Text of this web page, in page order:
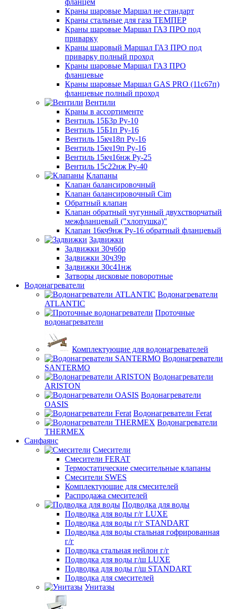
Краны шаровые Маршал не стандарт
Краны стальные для газа ТЕМПЕР
Краны шаровые Маршал ГАЗ ПРО под
приварку
Краны шаровый Маршал ГАЗ ПРО под
приварку полный проход
Краны шаровые Маршал ГАЗ ПРО
фланцевые
Краны шаровые Маршал GAS PRO (11с67п)
фланцевые полный проход
Вентили
Краны в ассортименте
Вентиль 15Б3р Ру-10
Вентиль 15Б1п Ру-16
Вентиль 15кч18п Ру-16
Вентиль 15кч19п Ру-16
Вентиль 15кч16нж Ру-25
Вентиль 15с22нж Ру-40
Клапаны
Клапан балансировочный
Клапан балансировочный Cim
Обратный клапан
Клапан обратный чугунный двухстворчатый
межфланцевый ("хлопушка)"
Клапан 16кч9нж Ру-16 обратный фланцевый
Задвижки
Задвижки 30ч6бр
Задвижки 30ч39р
Задвижки 30с41нж
Затворы дисковые поворотные
Водонагреватели
Водонагреватели
ATLANTIC
Проточные
водонагреватели
Комплектующие для водонагревателей
Водонагреватели
SANTERMO
Водонагреватели
ARISTON
Водонагреватели
OASIS
Водонагреватели Ferat
Водонагреватели
THERMEX
Санфаянс
Смесители
Смесители FERAT
Термостатические смесительные клапаны
Смесители SWES
Комплектующие для смесителей
Распродажа смесителей
Подводка для воды
Подводка для воды г/г LUXE
Подводка для воды г/г STANDART
Подводка для воды стальная гофрированная
г/г
Подводка стальная нейлон г/г
Подводка для воды г/ш LUXE
Подводка для воды г/ш STANDART
Подводка для смесителей
Унитазы